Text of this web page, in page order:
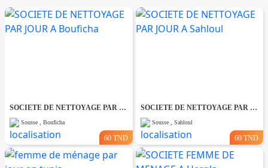
SOCIETE DE NETTOYAGE PAR JOUR A Bouficha
Sousse , Bouficha
60 TND
SOCIETE DE NETTOYAGE PAR JOUR A Sahloul
Sousse , Sahloul
60 TND